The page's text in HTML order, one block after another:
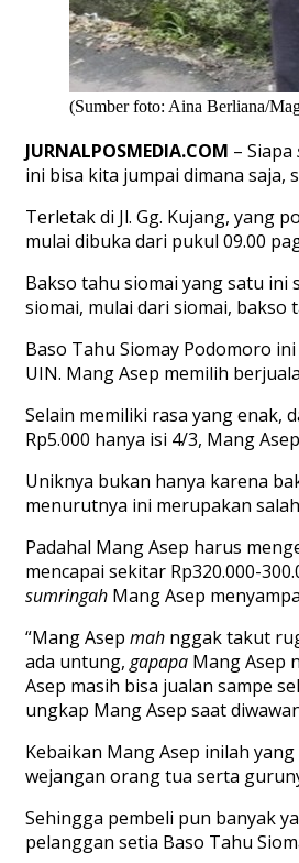
(Sumber foto: Aina Berliana/
JURNALPOSMEDIA.COM – Siapa
ini bisa kita jumpai dimana saja,
Terletak di Jl. Gg. Kujang, yang
mulai dibuka dari pukul 09.00
Bakso tahu siomai yang satu ini
siomai, mulai dari siomai, bakso
Baso Tahu Siomay Podomoro
UIN. Mang Asep memilih
Selain memiliki rasa yang enak,
Rp5.000 hanya isi 4/3, Mang
Uniknya bukan hanya karena
menurutnya ini merupakan
Padahal Mang Asep harus
mencapai sekitar Rp320.000-
sumringah Mang Asep
“Mang Asep mah nggak takut
ada untung,gapapa Mang Asep
Asep masih bisa jualan sampe
ungkap Mang Asep saat
Kebaikan Mang Asep inilah
wejangan orang tua serta
Sehingga pembeli pun banyak
pelanggan setia Baso Tahu